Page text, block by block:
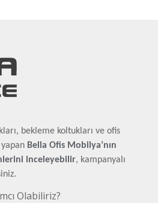
bekleme koltukları ve ofis
yapan Bella Ofis Mobilya’nın
inceleyebilir, kampanyalı
Olabiliriz?